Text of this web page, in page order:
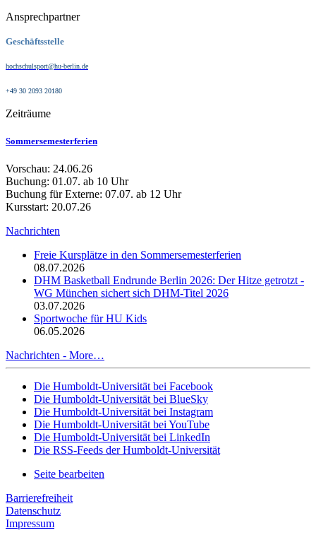
Ansprechpartner
Geschäftsstelle
hochschulsport@hu-berlin.de
+49 30 2093 20180
Zeiträume
Sommersemesterferien
Vorschau: 24.06.26
Buchung: 01.07. ab 10 Uhr
Buchung für Externe: 07.07. ab 12 Uhr
Kursstart: 20.07.26
Nachrichten
Freie Kursplätze in den Sommersemesterferien
08.07.2026
DHM Basketball Endrunde Berlin 2026: Der Hitze getrotzt -
WG München sichert sich DHM-Titel 2026
03.07.2026
Sportwoche für HU Kids
06.05.2026
Nachrichten - More…
Die Humboldt-Universität bei Facebook
Die Humboldt-Universität bei BlueSky
Die Humboldt-Universität bei Instagram
Die Humboldt-Universität bei YouTube
Die Humboldt-Universität bei LinkedIn
Die RSS-Feeds der Humboldt-Universität
Seite bearbeiten
Barrierefreiheit
Datenschutz
Impressum